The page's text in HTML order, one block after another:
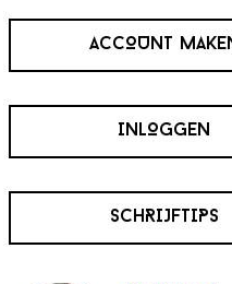
ACCOUNT
INLOGGEN
SCHRIJFTIPS